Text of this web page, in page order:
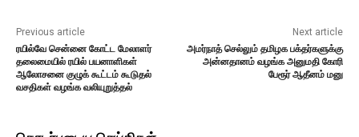
Previous article
ரயில்வே சென்னை கோட்ட மேலாளர்
தலைமையில் ரயில் பயனாளிகள்
ஆலோசனை குழுக் கூட்டம் கூடுதல்
வசதிகள் வழங்க வலியுறுத்தல்
Next article
அமர்நாத் செல்லும் தமிழக பக்தர்களுக்கு
அன்னதானம் வழங்க அனுமதி கோரி
பேரூர் ஆதீனம் மனு